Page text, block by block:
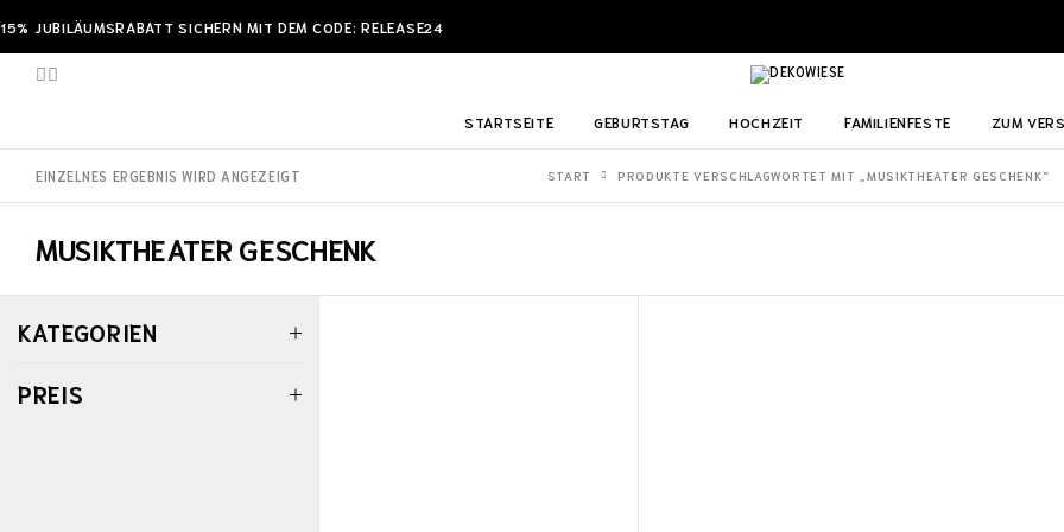
15% JUBILÄUMSRABATT SICHERN MIT DEM CODE: RELEASE24
STARTSEITE GEBURTSTAG HOCHZEIT FAMILIENFESTE ZUM
EINZELNES ERGEBNIS WIRD ANGEZEIGT START PRODUKTE VERSCHLAGWORTET MIT „MUSIKTHEATER GESCHENK“
MUSIKTHEATER GESCHENK
KATEGORIEN
PREIS